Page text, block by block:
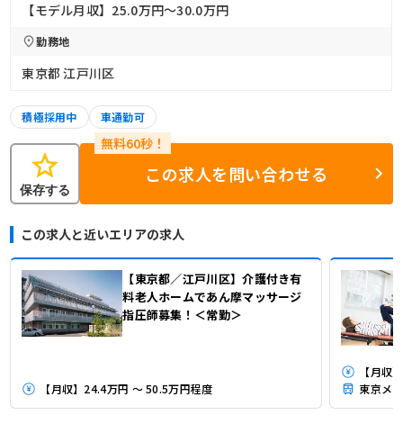
【モデル月収】25.0万円〜30.0万円
勤務地
東京都 江戸川区
積極採用中 車通勤可
star
保存する
この求人を問い合わせる
この求人と近いエリアの求人
【東京都／江戸川区】介護付き有
料老人ホームであん摩マッサージ
指圧師募集！＜常勤＞
【月収】24.4万円 ～ 50.5万円程度
【月収
東京メ